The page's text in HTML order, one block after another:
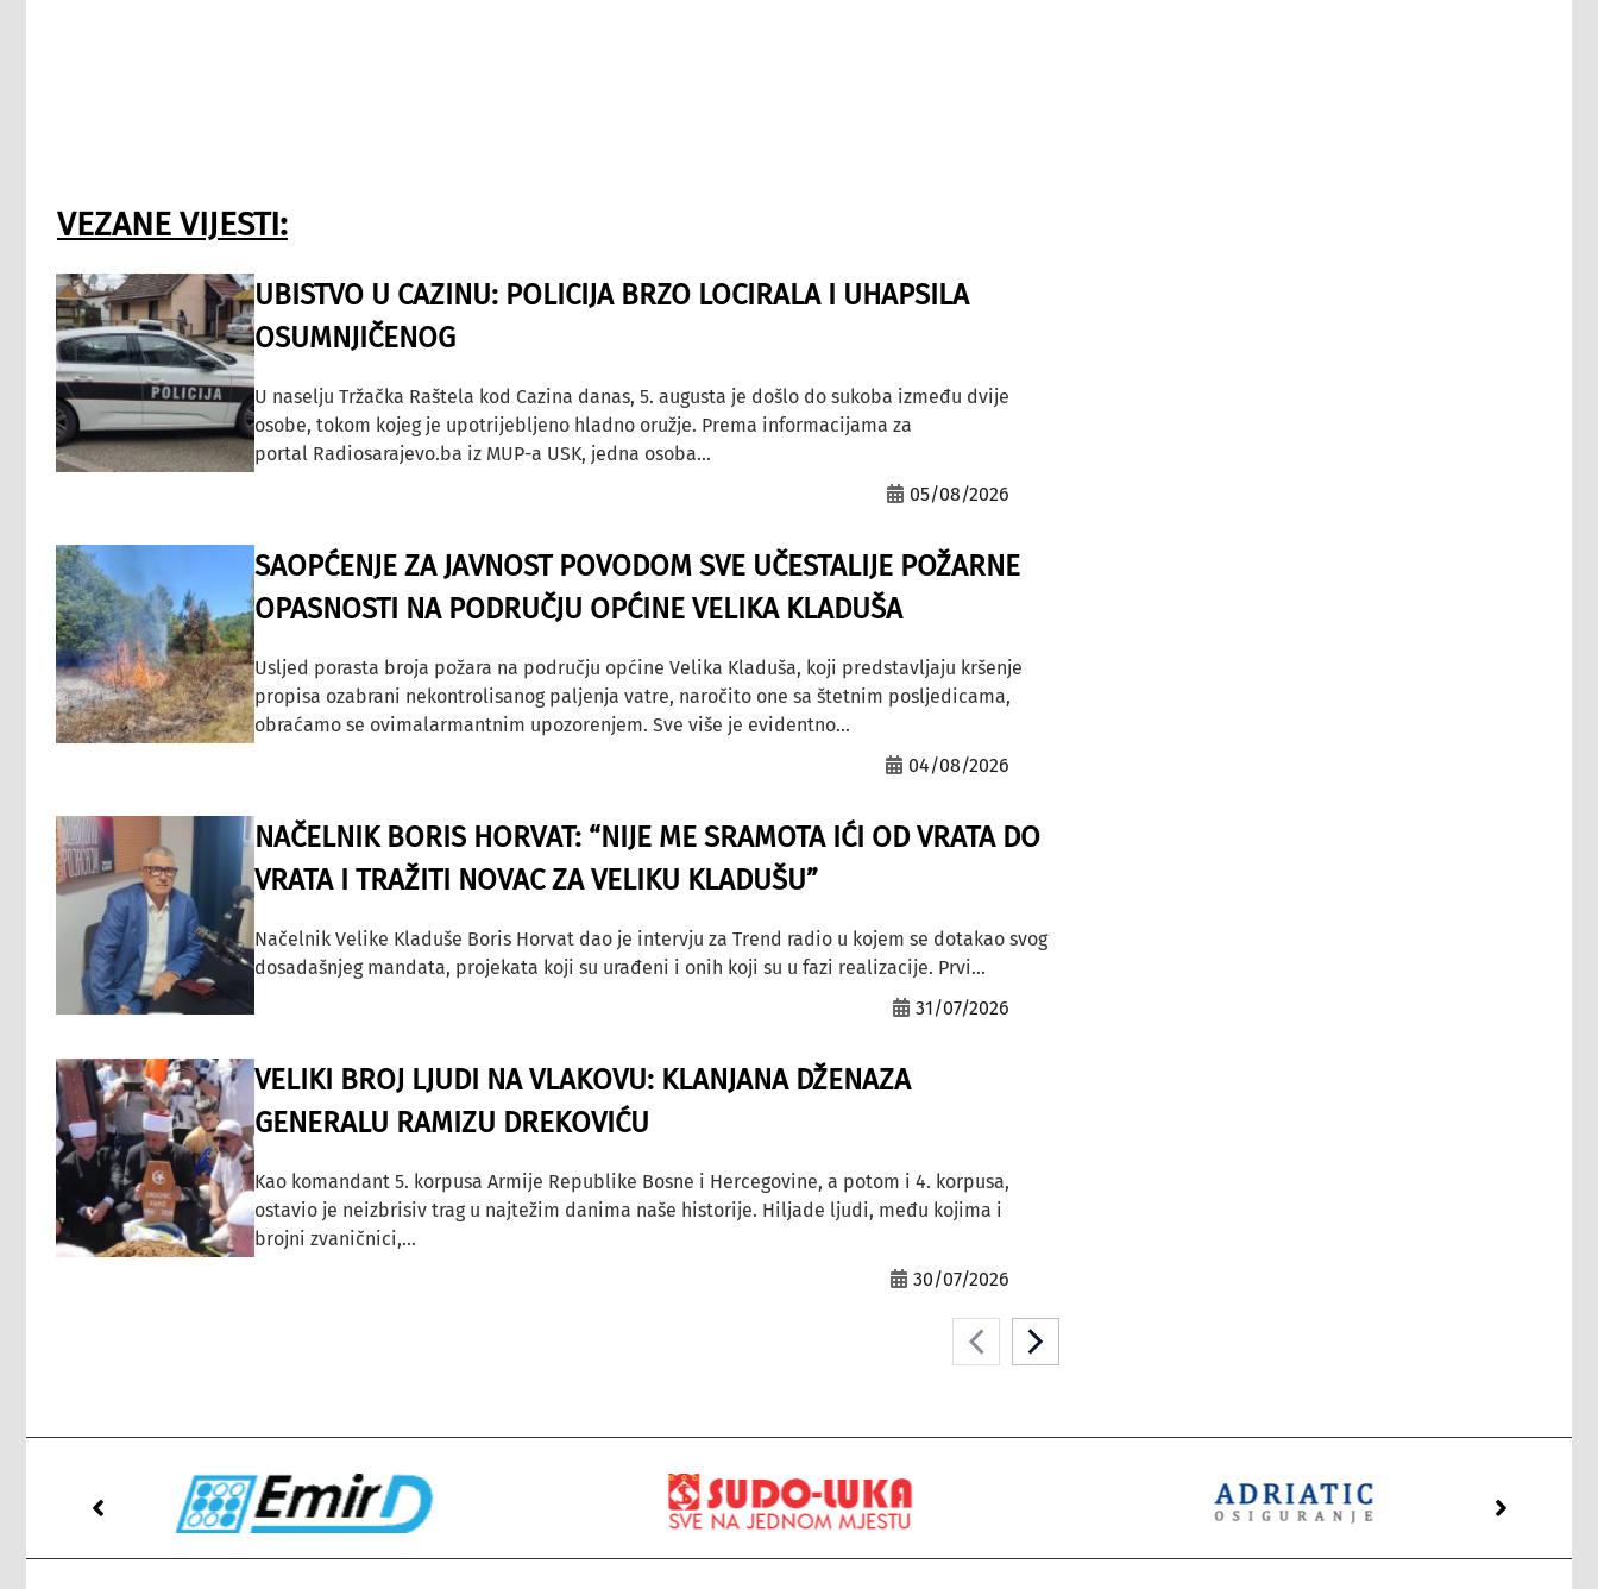
VEZANE VIJESTI:
UBISTVO U CAZINU: POLICIJA BRZO LOCIRALA I UHAPSILA
OSUMNJIČENOG
U naselju Tržačka Raštela kod Cazina danas, 5. augusta je došlo do sukoba između dvije
osobe, tokom kojeg je upotrijebljeno hladno oružje. Prema informacijama za
portal Radiosarajevo.ba iz MUP-a USK, jedna osoba...
05/08/2026
SAOPĆENJE ZA JAVNOST POVODOM SVE UČESTALIJE POŽARNE
OPASNOSTI NA PODRUČJU OPĆINE VELIKA KLADUŠA
Usljed porasta broja požara na području općine Velika Kladuša, koji predstavljaju kršenje
propisa ozabrani nekontrolisanog paljenja vatre, naročito one sa štetnim posljedicama,
obraćamo se ovimalarmantnim upozorenjem. Sve više je evidentno...
04/08/2026
NAČELNIK BORIS HORVAT: “NIJE ME SRAMOTA IĆI OD VRATA DO
VRATA I TRAŽITI NOVAC ZA VELIKU KLADUŠU”
Načelnik Velike Kladuše Boris Horvat dao je intervju za Trend radio u kojem se dotakao svog
dosadašnjeg mandata, projekata koji su urađeni i onih koji su u fazi realizacije. Prvi...
31/07/2026
VELIKI BROJ LJUDI NA VLAKOVU: KLANJANA DŽENAZA
GENERALU RAMIZU DREKOVIĆU
Kao komandant 5. korpusa Armije Republike Bosne i Hercegovine, a potom i 4. korpusa,
ostavio je neizbrisiv trag u najtežim danima naše historije. Hiljade ljudi, među kojima i
brojni zvaničnici,...
30/07/2026